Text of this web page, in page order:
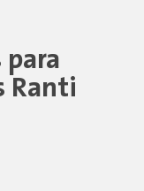
Ranti